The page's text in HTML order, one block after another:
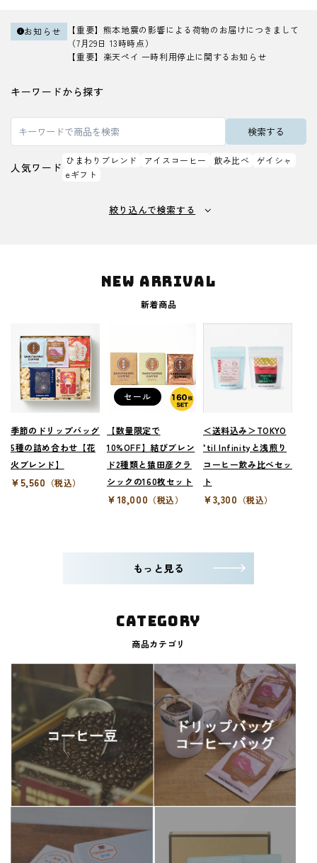
お知らせ
【重要】熊本地震の影響による荷物のお届けにつきまして
（7月29日 13時時点）
【重要】楽天ペイ 一時利用停止に関するお知らせ
キーワードから探す
人気ワード
ひまわりブレンド アイスコーヒー 飲み比べ
ゲイシャ
eギフト
絞り込んで検索する
NEW ARRIVAL
新着商品
季節のドリップバッグ
5種の詰め合わせ【花
火ブレンド】
¥5,560 （税込）
セール
【数量限定で
10%OFF】結びブレン
ド2種類と猿田彦クラ
シックの160枚セット
¥18,000 （税込）
＜送料込み＞TOKYO
’til Infinityと浅煎り
コーヒー飲み比べセッ
ト
¥3,300 （税込）
もっと見る
CATEGORY
商品カテゴリ